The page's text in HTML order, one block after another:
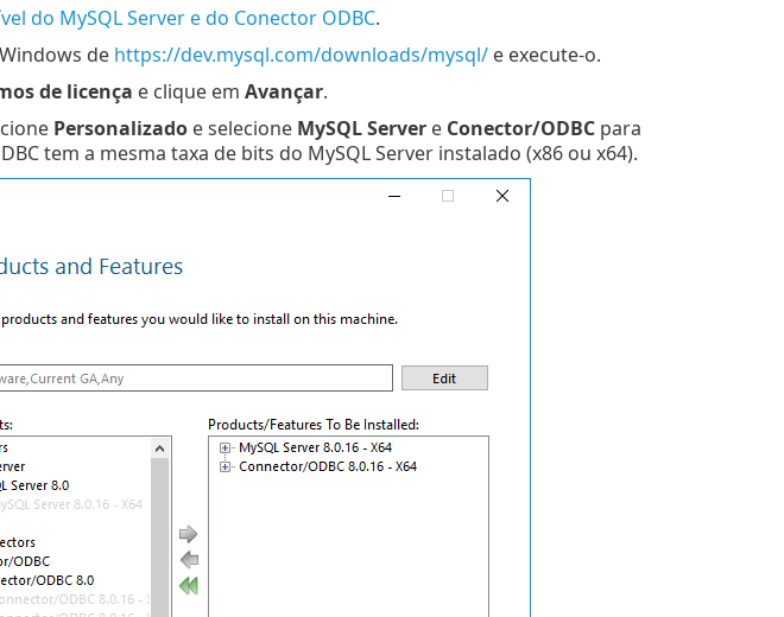
do MySQL Server e do Conector ODBC.
de https://dev.mysql.com/downloads/mysql/e execute-o.
de licença e clique em Avançar.
Personalizadoe selecione MySQL Servere Conector/ODBCpara
tem a mesma taxa de bits do MySQL Server instalado (x86 ou x64).